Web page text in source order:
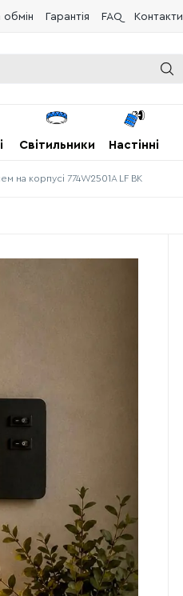
Гарантія FAQ Контакти
Світильники Настінні
на корпусі 774W2501A LF BK